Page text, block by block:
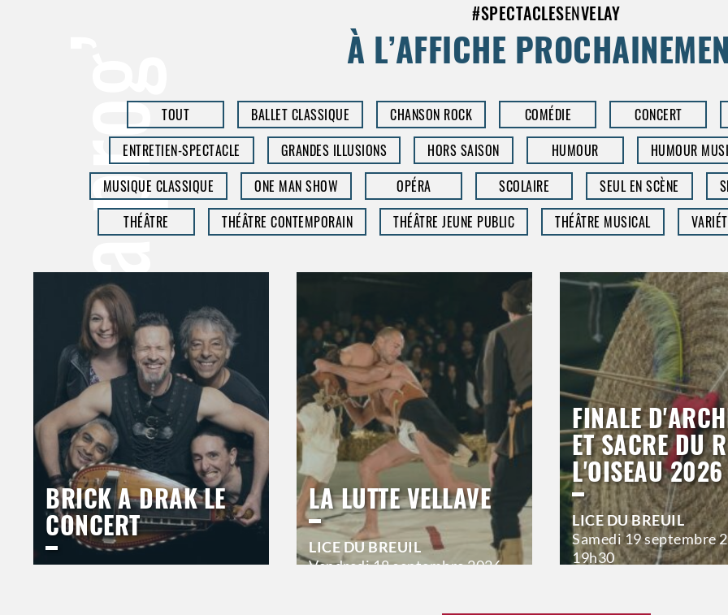
la prog’
#SPECTACLESENVELAY
À L’AFFICHE
TOUT BALLET CLASSIQUE CHANSON ROCK COMÉDIE CONCERT
ENTRETIEN-SPECTACLE
GRANDES ILLUSIONS HORS SAISON HUMOUR HUMOUR
MUSIQUE CLASSIQUE
ONE MAN SHOW OPÉRA SCOLAIRE SEUL EN SCÈNE
THÉÂTRE
THÉÂTRE CONTEMPORAIN THÉÂTRE JEUNE PUBLIC THÉÂTRE MUSICAL
BRICK A DRAK LE
CONCERT
LA LUTTE VELLAVE
LICE DU BREUIL
Vendredi18 septembre 2026
FINALE
ET SACRE DU
L'OISEAU 2026
LICE DU BREUIL
Samedi19 septembre
19h30